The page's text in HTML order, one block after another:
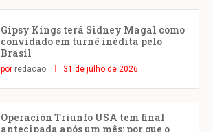
Gipsy Kings terá Sidney Magal como
convidado em turnê inédita pelo
Brasil
por redacao 31 de julho de 2026
Operación Triunfo USA tem final
antecipada após um mês: por que o